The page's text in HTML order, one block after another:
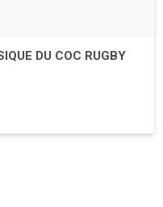
DU COC RUGBY